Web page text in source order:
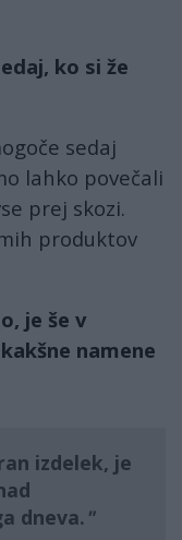
ko si že
sedaj
lahko povečali
prej skozi.
produktov
je še v
namene
izdelek, je
dneva.